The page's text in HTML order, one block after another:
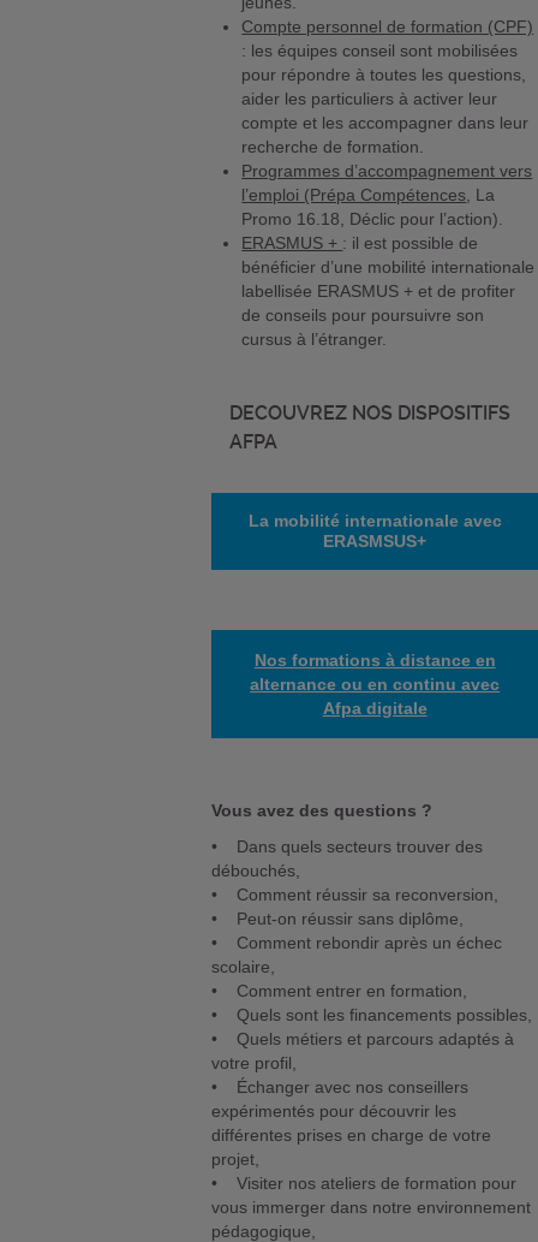
Compte personnel de formation (CPF)
: les équipes conseil sont mobilisées
pour répondre à toutes les questions,
aider les particuliers à activer leur
compte et les accompagner dans leur
recherche de formation.
Programmes d’accompagnement vers
l’emploi (Prépa Compétences , La
Promo 16.18, Déclic pour l’action).
ERASMUS + : il est possible de
bénéficier d’une mobilité internationale
labellisée ERASMUS + et de profiter
de conseils pour poursuivre son
cursus à l’étranger.
DECOUVREZ NOS DISPOSITIFS
AFPA
La mobilité internationale avec
ERASMSUS+
Nos formations à distance en
alternance ou en continu avec
Afpa digitale
Vous avez des questions ?
• Dans quels secteurs trouver des
débouchés,
• Comment réussir sa reconversion,
• Peut-on réussir sans diplôme,
• Comment rebondir après un échec
scolaire,
• Comment entrer en formation,
• Quels sont les financements possibles,
• Quels métiers et parcours adaptés à
votre profil,
• Échanger avec nos conseillers
expérimentés pour découvrir les
différentes prises en charge de votre
projet,
• Visiter nos ateliers de formation pour
vous immerger dans notre environnement
pédagogique,